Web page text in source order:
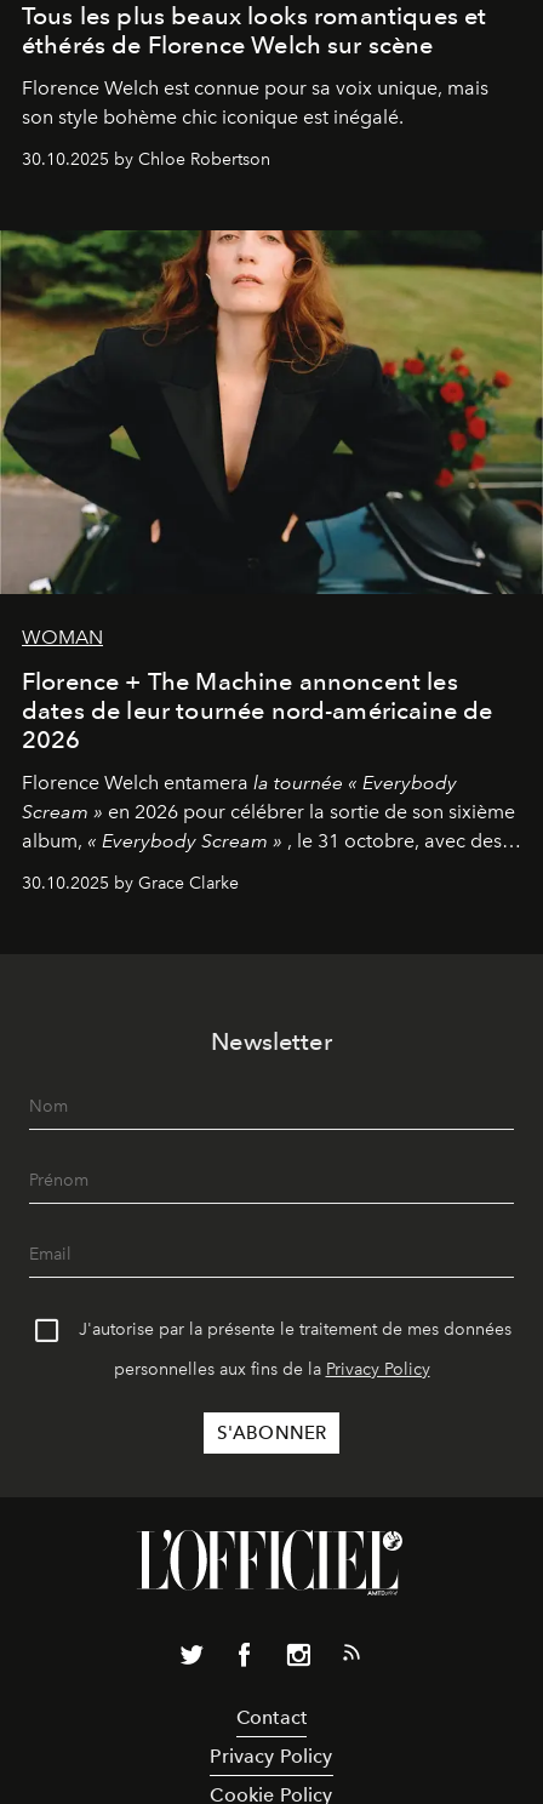
Tous les plus beaux looks romantiques et
éthérés de Florence Welch sur scène
Florence Welch est connue pour sa voix unique, mais
son style bohème chic iconique est inégalé.
30.10.2025 by Chloe Robertson
WOMAN
Florence + The Machine annoncent les
dates de leur tournée nord-américaine de
2026
Florence Welch entamera la tournée « Everybody
Scream » en 2026 pour célébrer la sortie de son sixième
album, « Everybody Scream » , le 31 octobre, avec des
dates nord-américaines débutant en avril prochain.
30.10.2025 by Grace Clarke
Newsletter
J'autorise par la présente le traitement de mes données
personnelles aux fins de la Privacy Policy
Contact
Privacy Policy
Cookie Policy